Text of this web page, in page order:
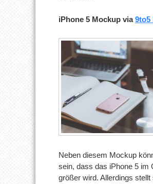
iPhone 5 Mockup via9to5
Neben diesem Mockup
sein, dass das iPhone 5 im
größer wird. Allerdings stellt